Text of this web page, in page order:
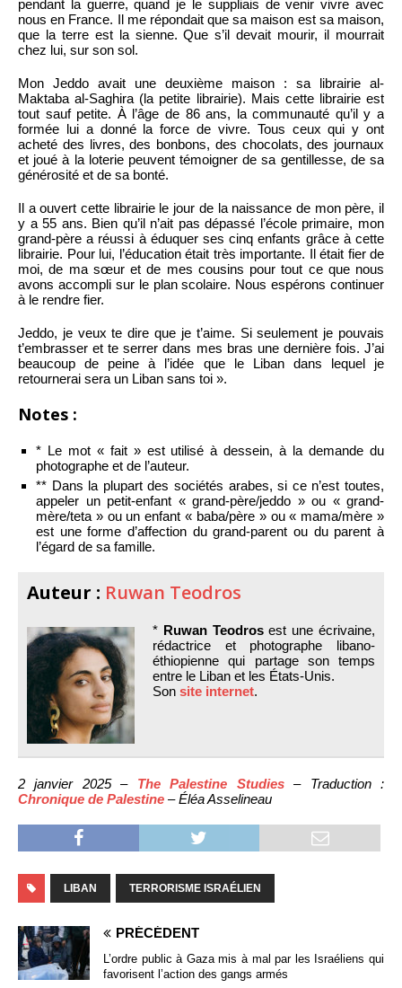
pendant la guerre, quand je le suppliais de venir vivre avec
nous en France. Il me répondait que sa maison est sa maison,
que la terre est la sienne. Que s’il devait mourir, il mourrait
chez lui, sur son sol.
Mon Jeddo avait une deuxième maison : sa librairie al-
Maktaba al-Saghira (la petite librairie). Mais cette librairie est
tout sauf petite. À l’âge de 86 ans, la communauté qu’il y a
formée lui a donné la force de vivre. Tous ceux qui y ont
acheté des livres, des bonbons, des chocolats, des journaux
et joué à la loterie peuvent témoigner de sa gentillesse, de sa
générosité et de sa bonté.
Il a ouvert cette librairie le jour de la naissance de mon père, il
y a 55 ans. Bien qu’il n’ait pas dépassé l’école primaire, mon
grand-père a réussi à éduquer ses cinq enfants grâce à cette
librairie. Pour lui, l’éducation était très importante. Il était fier de
moi, de ma sœur et de mes cousins pour tout ce que nous
avons accompli sur le plan scolaire. Nous espérons continuer
à le rendre fier.
Jeddo, je veux te dire que je t’aime. Si seulement je pouvais
t’embrasser et te serrer dans mes bras une dernière fois. J’ai
beaucoup de peine à l’idée que le Liban dans lequel je
retournerai sera un Liban sans toi ».
Notes :
* Le mot « fait » est utilisé à dessein, à la demande du
photographe et de l’auteur.
** Dans la plupart des sociétés arabes, si ce n’est toutes,
appeler un petit-enfant « grand-père/jeddo » ou « grand-
mère/teta » ou un enfant « baba/père » ou « mama/mère »
est une forme d’affection du grand-parent ou du parent à
l’égard de sa famille.
Auteur : Ruwan Teodros
* Ruwan Teodrosest une écrivaine,
rédactrice et photographe libano-
éthiopienne qui partage son temps
entre le Liban et les États-Unis.
Son site internet.
2 janvier 2025 – The Palestine Studies– Traduction :
Chronique de Palestine – Éléa Asselineau
LIBAN TERRORISME ISRAÉLIEN
PRÉCÉDENT
L’ordre public à Gaza mis à mal par les Israéliens qui
favorisent l’action des gangs armés